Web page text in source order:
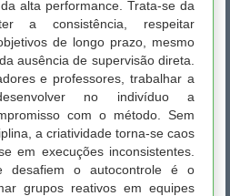
alta performance. Trata-se da
a consistência, respeitar
de longo prazo, mesmo
ausência de supervisão direta.
e professores, trabalhar a
no indivíduo a
com o método. Sem
a criatividade torna-se caos
em execuções inconsistentes.
desafiem o autocontrole é o
grupos reativos em equipes